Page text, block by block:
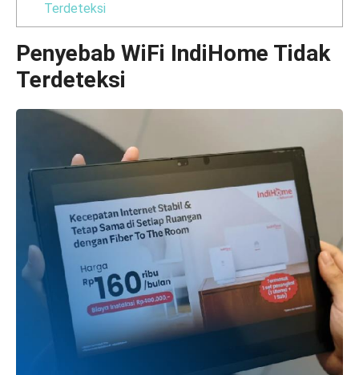
Terdeteksi
Penyebab WiFi IndiHome Tidak
Terdeteksi